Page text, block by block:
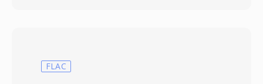
格式以720x480（NTSC）或720x576（PAL）标
FLAC